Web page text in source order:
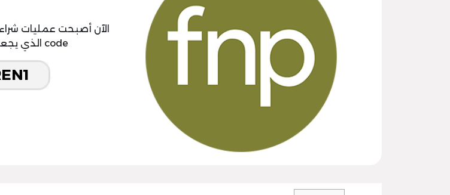
code الذي يجعلك تشتري هديتك بأقل سعر من منصة فيرنز ان بيتلز